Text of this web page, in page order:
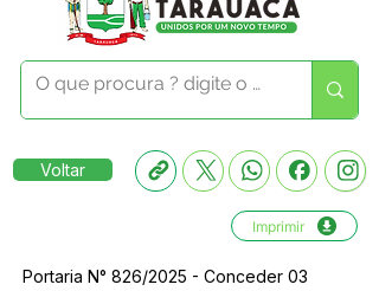
Voltar
Imprimir
Portaria N° 826/2025 - Conceder 03